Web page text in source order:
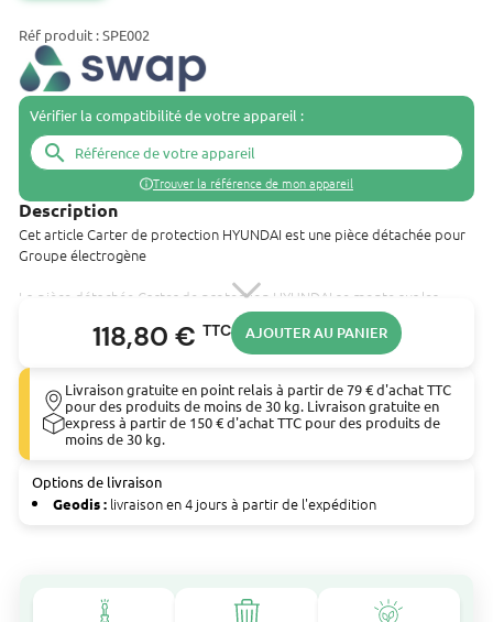
Réf produit : SPE002
Vérifier la compatibilité de votre appareil :
search
Trouver la référence de mon appareil
Description
Cet article Carter de protection HYUNDAI est une pièce détachée pour
Groupe électrogène
La pièce détachée Carter de protection HYUNDAI se monte sur les
Hyundai es 3200 W 3300 W - Technologie AVR - Monophasé HYUNDAI
118,80 € TTC AJOUTER AU PANIER
Livraison gratuite en point relais à partir de 79 € d'achat TTC
pour des produits de moins de 30 kg. Livraison gratuite en
express à partir de 150 € d'achat TTC pour des produits de
moins de 30 kg.
Options de livraison
Geodis : livraison en 4 jours à partir de l'expédition